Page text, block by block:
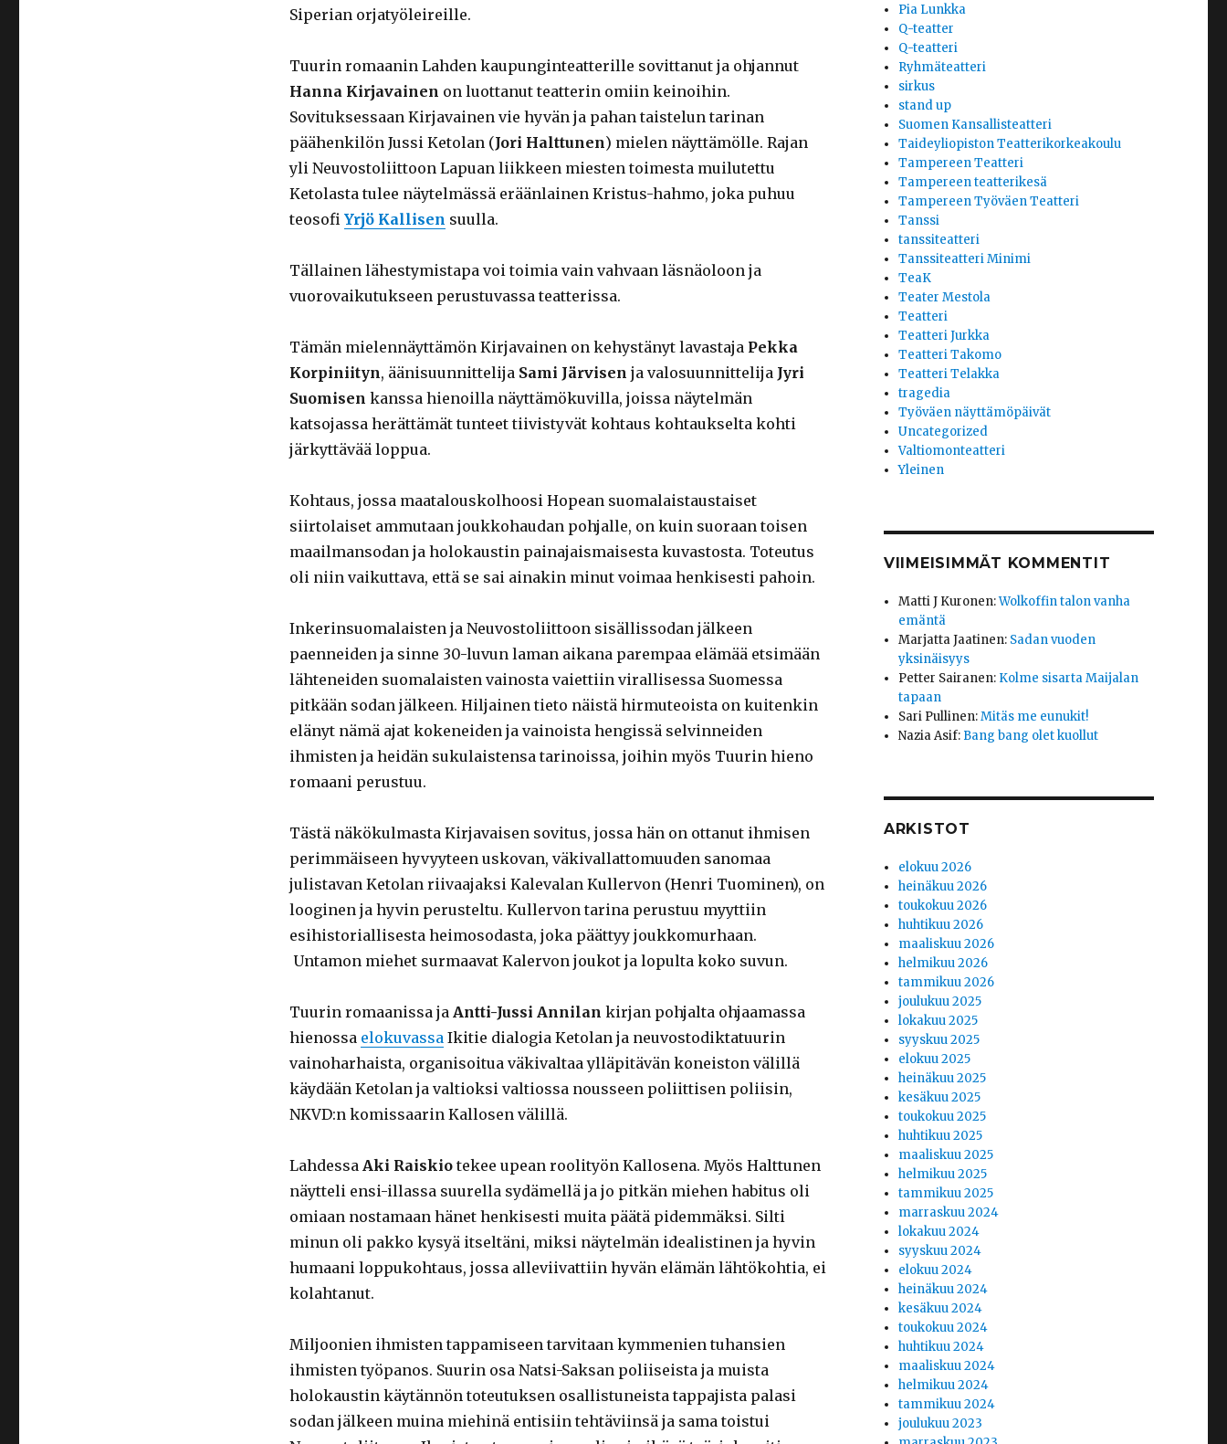
Siperian orjatyöleireille.
Tuurin romaanin Lahden kaupunginteatterille sovittanut ja ohjannut
Hanna Kirjavainen on luottanut teatterin omiin keinoihin.
Sovituksessaan Kirjavainen vie hyvän ja pahan taistelun tarinan
päähenkilön Jussi Ketolan (Jori Halttunen) mielen näyttämölle. Rajan
yli Neuvostoliittoon Lapuan liikkeen miesten toimesta muilutettu
Ketolasta tulee näytelmässä eräänlainen Kristus-hahmo, joka puhuu
teosofi Yrjö Kallisen suulla.
Tällainen lähestymistapa voi toimia vain vahvaan läsnäoloon ja
vuorovaikutukseen perustuvassa teatterissa.
Tämän mielennäyttämön Kirjavainen on kehystänyt lavastaja Pekka
Korpiniityn, äänisuunnittelija Sami Järvisen ja valosuunnittelija Jyri
Suomisen kanssa hienoilla näyttämökuvilla, joissa näytelmän
katsojassa herättämät tunteet tiivistyvät kohtaus kohtaukselta kohti
järkyttävää loppua.
Kohtaus, jossa maatalouskolhoosi Hopean suomalaistaustaiset
siirtolaiset ammutaan joukkohaudan pohjalle, on kuin suoraan toisen
maailmansodan ja holokaustin painajaismaisesta kuvastosta. Toteutus
oli niin vaikuttava, että se sai ainakin minut voimaa henkisesti pahoin.
Inkerinsuomalaisten ja Neuvostoliittoon sisällissodan jälkeen
paenneiden ja sinne 30-luvun laman aikana parempaa elämää etsimään
lähteneiden suomalaisten vainosta vaiettiin virallisessa Suomessa
pitkään sodan jälkeen. Hiljainen tieto näistä hirmuteoista on kuitenkin
elänyt nämä ajat kokeneiden ja vainoista hengissä selvinneiden
ihmisten ja heidän sukulaistensa tarinoissa, joihin myös Tuurin hieno
romaani perustuu.
Tästä näkökulmasta Kirjavaisen sovitus, jossa hän on ottanut ihmisen
perimmäiseen hyvyyteen uskovan, väkivallattomuuden sanomaa
julistavan Ketolan riivaajaksi Kalevalan Kullervon (Henri Tuominen), on
looginen ja hyvin perusteltu. Kullervon tarina perustuu myyttiin
esihistoriallisesta heimosodasta, joka päättyy joukkomurhaan.
Untamon miehet surmaavat Kalervon joukot ja lopulta koko suvun.
Tuurin romaanissa ja Antti-Jussi Annilan kirjan pohjalta ohjaamassa
hienossa elokuvassa Ikitie dialogia Ketolan ja neuvostodiktatuurin
vainoharhaista, organisoitua väkivaltaa ylläpitävän koneiston välillä
käydään Ketolan ja valtioksi valtiossa nousseen poliittisen poliisin,
NKVD:n komissaarin Kallosen välillä.
Lahdessa Aki Raiskiotekee upean roolityön Kallosena. Myös Halttunen
näytteli ensi-illassa suurella sydämellä ja jo pitkän miehen habitus oli
omiaan nostamaan hänet henkisesti muita päätä pidemmäksi. Silti
minun oli pakko kysyä itseltäni, miksi näytelmän idealistinen ja hyvin
humaani loppukohtaus, jossa alleviivattiin hyvän elämän lähtökohtia, ei
kolahtanut.
Miljoonien ihmisten tappamiseen tarvitaan kymmenien tuhansien
ihmisten työpanos. Suurin osa Natsi-Saksan poliiseista ja muista
holokaustin käytännön toteutuksen osallistuneista tappajista palasi
sodan jälkeen muina miehinä entisiin tehtäviinsä ja sama toistui
Pia Lunkka
Q-teatter
Q-teatteri
Ryhmäteatteri
sirkus
stand up
Suomen Kansallisteatteri
Taideyliopiston Teatterikorkeakoulu
Tampereen Teatteri
Tampereen teatterikesä
Tampereen Työväen Teatteri
Tanssi
tanssiteatteri
Tanssiteatteri Minimi
TeaK
Teater Mestola
Teatteri
Teatteri Jurkka
Teatteri Takomo
Teatteri Telakka
tragedia
Työväen näyttämöpäivät
Uncategorized
Valtiomonteatteri
Yleinen
VIIMEISIMMÄT KOMMENTIT
Matti J Kuronen:Wolkoffin talon vanha
emäntä
Marjatta Jaatinen: Sadan vuoden
yksinäisyys
Petter Sairanen: Kolme sisarta Maijalan
tapaan
Sari Pullinen:Mitäs me eunukit!
Nazia Asif: Bang bang olet kuollut
ARKISTOT
elokuu 2026
heinäkuu 2026
toukokuu 2026
huhtikuu 2026
maaliskuu 2026
helmikuu 2026
tammikuu 2026
joulukuu 2025
lokakuu 2025
syyskuu 2025
elokuu 2025
heinäkuu 2025
kesäkuu 2025
toukokuu 2025
huhtikuu 2025
maaliskuu 2025
helmikuu 2025
tammikuu 2025
marraskuu 2024
lokakuu 2024
syyskuu 2024
elokuu 2024
heinäkuu 2024
kesäkuu 2024
toukokuu 2024
huhtikuu 2024
maaliskuu 2024
helmikuu 2024
tammikuu 2024
joulukuu 2023